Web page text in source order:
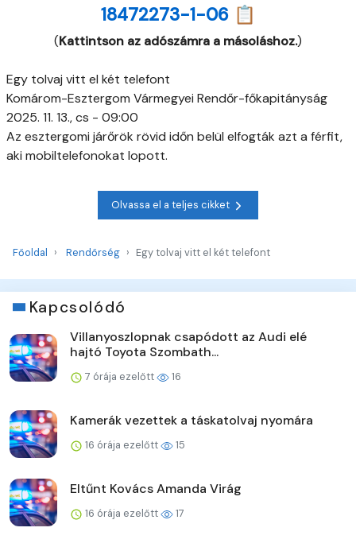
18472273-1-06 📋
(Kattintson az adószámra a másoláshoz.)
Egy tolvaj vitt el két telefont
Komárom-Esztergom Vármegyei Rendőr-főkapitányság
2025. 11. 13., cs - 09:00
Az esztergomi járőrök rövid időn belül elfogták azt a férfit,
aki mobiltelefonokat lopott.
Olvassa el a teljes cikket
Főoldal Rendőrség Egy tolvaj vitt el két telefont
Kapcsolódó
Villanyoszlopnak csapódott az Audi elé
hajtó Toyota Szombath...
7 órája ezelőtt 16
Kamerák vezettek a táskatolvaj nyomára
16 órája ezelőtt 15
Eltűnt Kovács Amanda Virág
16 órája ezelőtt 17